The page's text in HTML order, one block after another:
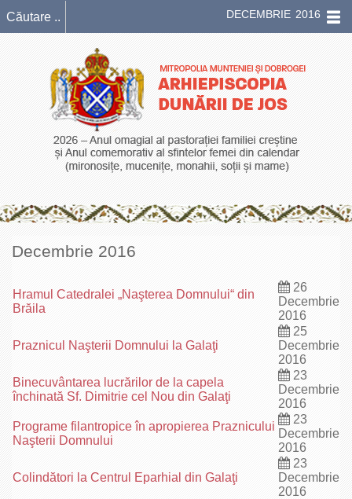
DECEMBRIE 2016
Decembrie 2016
Hramul Catedralei „Naşterea Domnului“ din
Brăila
26
Decembrie
2016
Praznicul Naşterii Domnului la Galaţi
25
Decembrie
2016
Binecuvântarea lucrărilor de la capela
închinată Sf. Dimitrie cel Nou din Galaţi
23
Decembrie
2016
Programe filantropice în apropierea Praznicului
Naşterii Domnului
23
Decembrie
2016
Colindători la Centrul Eparhial din Galaţi
23
Decembrie
2016